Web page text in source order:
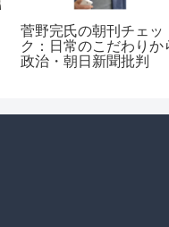
菅野完氏の朝刊チェッ
ク：日常のこだわりか
政治・朝日新聞批判